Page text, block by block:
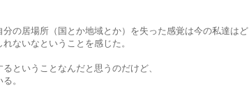
の居場所（国とか地域とか）を失った感覚は今の私達はど
ないなということを感じた。
ということなんだと思うのだけど、
。